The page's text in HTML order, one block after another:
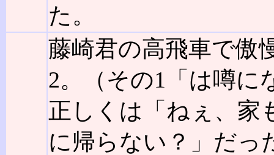
た。
藤崎君の高飛車で傲
2。（その1「は噂に
正しくは「ねぇ、家
に帰らない？」だっ